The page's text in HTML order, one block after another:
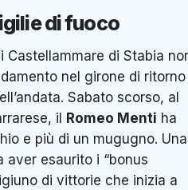
di fuoco
Castellammare di Stabia
nel girone di ritorno
Sabato scorso, al
il
Romeo Menti ha
e più di un mugugno. Una
aver esaurito i “bonus
di vittorie che inizia a